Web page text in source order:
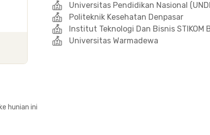
Universitas Pendidikan Nasional
Politeknik Kesehatan Denpasar
Institut Teknologi Dan Bisnis STIKOM
Universitas Warmadewa
hunian ini